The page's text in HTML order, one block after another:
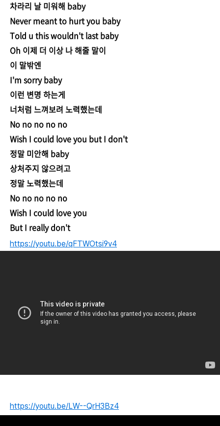
차라리 날 미워해 baby
Never meant to hurt you baby
Told u this wouldn't last baby
Oh 이제 더 이상 나 해줄 말이
이 말밖엔
I'm sorry baby
이런 변명 하는게
너처럼 느껴보려 노력했는데
No no no no no
Wish I could love you but I don't
정말 미안해 baby
상처주지 않으려고
정말 노력했는데
No no no no no
Wish I could love you
But I really don't
https://youtu.be/qFTWOtsi9v4
https://youtu.be/LW--QrH3Bz4